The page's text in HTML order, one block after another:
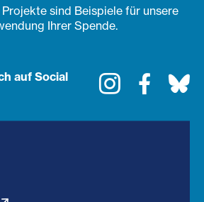
sind Beispiele für unsere
Ihrer Spende.
auf Social
Instagram